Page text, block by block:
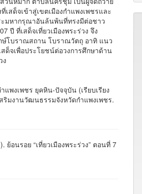
สด็จเข้าสู่เขตเมืองกำแพงเพชรและ
ะมหากรุณาอันล้นพ้นที่ทรงมีต่อชาว
ปี ที่เสด็จเที่ยวเมืองพระร่วง จึง
ษ์โบราณสถาน โบราณวัตถุ อาทิ แนว
ด็จเพื่อประโยชน์ต่อวงการศึกษาด้าน
ง
พงเพชร ยุคหิน-ปัจจุบัน (เรียบเรียง
ริมงานวัฒนธรรมจังหวัดกำแพงเพชร.
อนรอย “เที่ยวเมืองพระร่วง” ตอนที่ 7